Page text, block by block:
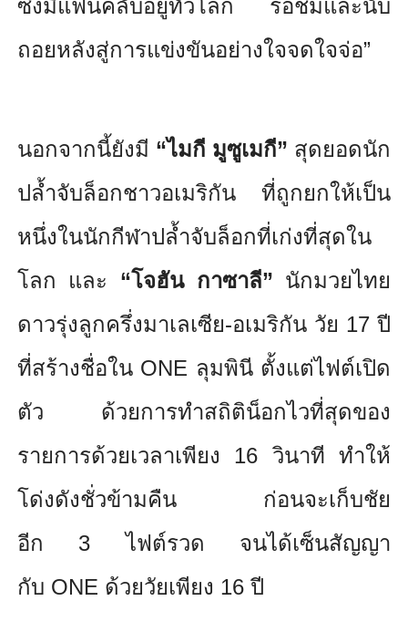
ซึ่งมีแฟนคลับอยู่ทั่วโลก รอชมและนับ
ถอยหลังสู่การแข่งขันอย่างใจจดใจจ่อ”
นอกจากนี้ยังมี “ไมกี มูซูเมกี” สุดยอดนัก
ปล้ำจับล็อกชาวอเมริกัน ที่ถูกยกให้เป็น
หนึ่งในนักกีฬาปล้ำจับล็อกที่เก่งที่สุดใน
โลก และ “โจฮัน กาซาลี” นักมวยไทย
ดาวรุ่งลูกครึ่งมาเลเซีย-อเมริกัน วัย 17 ปี
ที่สร้างชื่อใน ONE ลุมพินี ตั้งแต่ไฟต์เปิด
ตัว ด้วยการทำสถิติน็อกไวที่สุดของ
รายการด้วยเวลาเพียง 16 วินาที ทำให้
โด่งดังชั่วข้ามคืน ก่อนจะเก็บชัย
อีก 3
ไฟต์รวด จนได้เซ็นสัญญา
กับ ONE ด้วยวัยเพียง 16 ปี